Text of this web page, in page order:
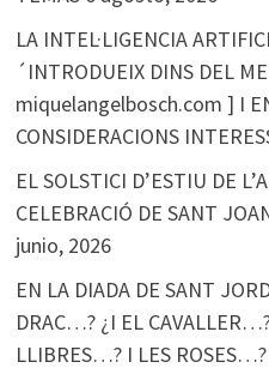
LA INTEL·LIGENCIA
´INTRODUEIX DINS DEL
miquelangelbosch.com ] I
CONSIDERACIONS
EL SOLSTICI D’ESTIU DE
CELEBRACIÓ DE SANT
junio, 2026
EN LA DIADA DE SANT
DRAC…? ¿I EL
LLIBRES…? I LES ROSES…?